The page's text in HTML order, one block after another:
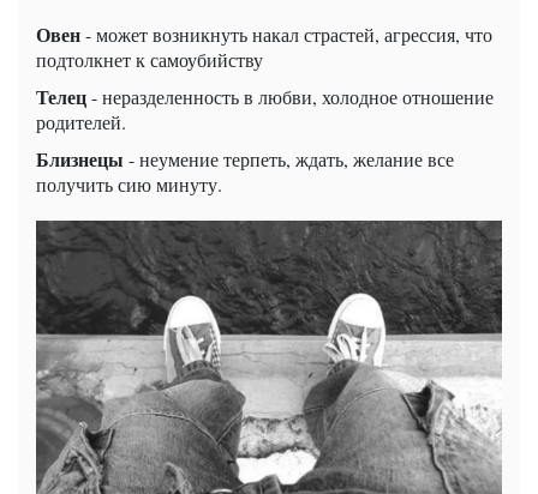
Овен- может возникнуть накал страстей, агрессия, что
подтолкнет к самоубийству
Телец- неразделенность в любви, холодное отношение
родителей.
Близнецы - неумение терпеть, ждать, желание все
получить сию минуту.